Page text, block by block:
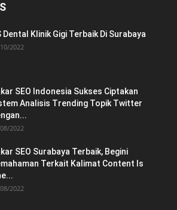
Dental Klinik Gigi Terbaik Di Surabaya
2022
SEO Indonesia Sukses Ciptakan
Analisis Trending Topik Twitter
2022
SEO Surabaya Terbaik, Begini
Terkait Kalimat Content Is
2022